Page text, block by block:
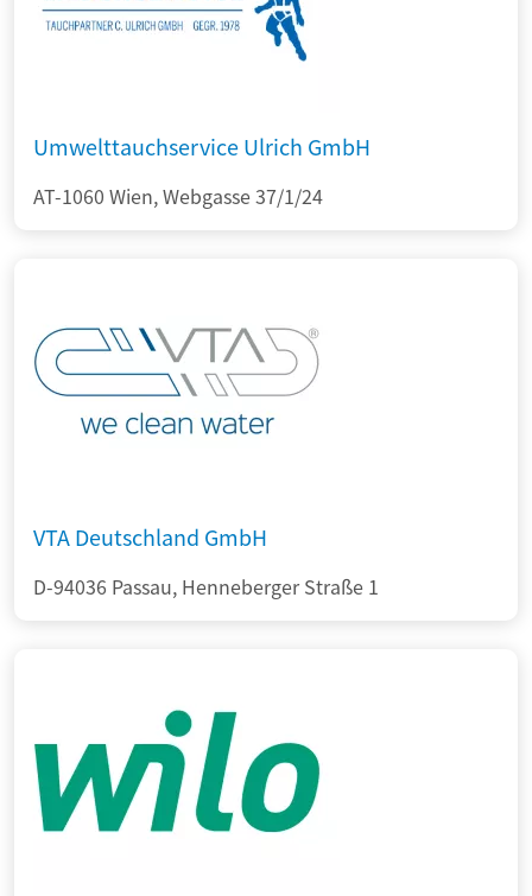
Umwelttauchservice Ulrich GmbH
AT-1060 Wien, Webgasse 37/1/24
VTA Deutschland GmbH
D-94036 Passau, Henneberger Straße 1